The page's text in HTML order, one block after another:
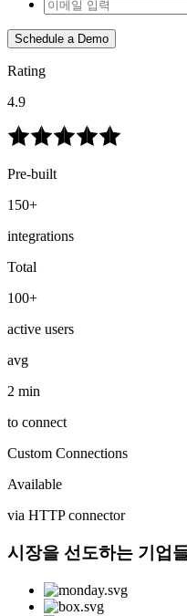
Schedule a Demo
Rating
4.9
Pre-built
150+
integrations
Total
100+
active users
avg
2 min
to connect
Custom Connections
Available
via HTTP connector
시장을 선도하는 기업